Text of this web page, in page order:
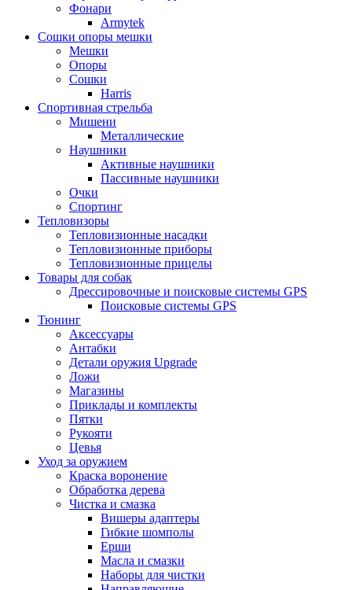
Фонари
Armytek
Сошки опоры мешки
Мешки
Опоры
Сошки
Harris
Спортивная стрельба
Мишени
Металлические
Наушники
Активные наушники
Пассивные наушники
Очки
Спортинг
Тепловизоры
Тепловизионные насадки
Тепловизионные приборы
Тепловизионные прицелы
Товары для собак
Дрессировочные и поисковые системы GPS
Поисковые системы GPS
Тюнинг
Аксессуары
Антабки
Детали оружия Upgrade
Ложи
Магазины
Приклады и комплекты
Пятки
Рукояти
Цевья
Уход за оружием
Краска воронение
Обработка дерева
Чистка и смазка
Вишеры адаптеры
Гибкие шомполы
Ерши
Масла и смазки
Наборы для чистки